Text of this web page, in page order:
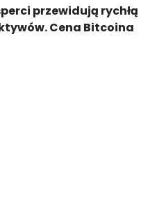
przewidują rychłą
Cena Bitcoina